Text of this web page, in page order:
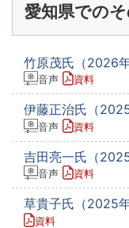
愛知県での
竹原茂氏（2026
音声 資料
伊藤正治氏（
音声 資料
吉田亮一氏（
音声 資料
草貴子氏（2025
資料